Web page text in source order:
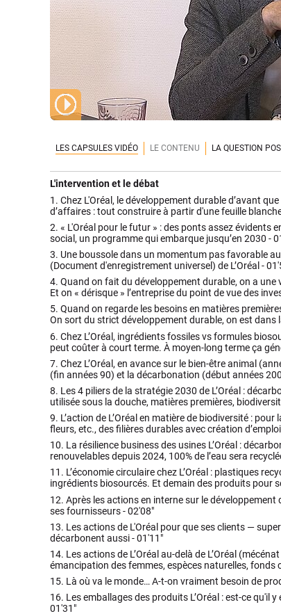
LES CAPSULES VIDÉO LE CONTENU LA QUESTION
L'intervention et le débat
1. Chez L'Oréal, le développement durable d’avant
d’affaires : tout construire à partir d'une feuille
2. « L'Oréal pour le futur » : des ponts assez évidents
social, un programme qui embarque jusqu’en 2030 -
3. Une boussole dans un momentum pas favorable
(Document d'enregistrement universel) de L’Oréal -
4. Quand on fait du développement durable, on a
Et on « dérisque » l’entreprise du point de vue des
5. Quand on regarde les besoins en matières
On sort du strict développement durable, on est dans
6. Chez L’Oréal, ingrédients fossiles vs formules
peut coûter à court terme. À moyen-long terme ça
7. Chez L’Oréal, en avance sur le bien-être animal
(fin années 90) et la décarbonation (début années
8. Les 4 piliers de la stratégie 2030 de L’Oréal :
utilisée sous la douche, matières premières,
9. L’action de L’Oréal en matière de biodiversité : pour
fleurs, etc., des filières durables avec création
10. La résilience business des usines L’Oréal :
renouvelables depuis 2024, 100% de l’eau sera
11. L’économie circulaire chez L’Oréal : plastiques
ingrédients biosourcés. Et demain des produits pour
12. Après les actions en interne sur le développement
ses fournisseurs -02'08"
13. Les actions de L'Oréal pour que ses clients —
décarbonent aussi -01'11"
14. Les actions de L’Oréal au-delà de L’Oréal
émancipation des femmes, espèces naturelles, fonds
15. Là où va le monde… A-t-on vraiment besoin de
16. Les emballages des produits L’Oréal : est-ce qu'il
01'31"